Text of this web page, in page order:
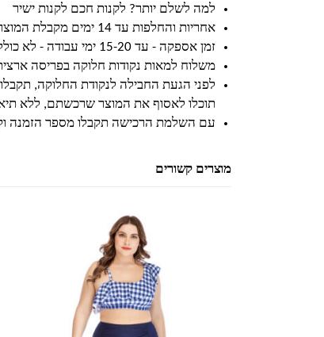
למה לשלם יותר? לקנות חכם לקנות ישיר
אחריות והחלפות עד 14 ימים מקבלת המוצר
זמן אספקה - עד 15-20 ימי עבודה - לא כולל שישי ושבת וחגים
משלוח למאות נקודות חלוקה בפריסה
לפני הגעת החבילה לנקודת החלוקה,
תוכלו לאסוף את המוצר שרכשתם, ללא
עם השלמת הרכישה תקבלו מספר הזמנה
מוצרים קשורים